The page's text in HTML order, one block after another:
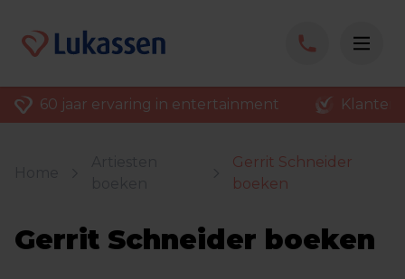
60 jaar ervaring in entertainment
Gerrit Schneider
boeken
Gerrit Schneider boeken